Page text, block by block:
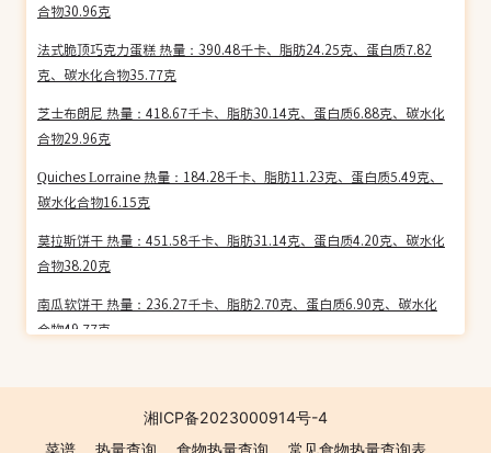
合物30.96克
法式脆顶巧克力蛋糕 热量：390.48千卡、脂肪24.25克、蛋白质7.82
克、碳水化合物35.77克
芝士布朗尼 热量：418.67千卡、脂肪30.14克、蛋白质6.88克、碳水化
合物29.96克
Quiches Lorraine 热量：184.28千卡、脂肪11.23克、蛋白质5.49克、
碳水化合物16.15克
莫拉斯饼干 热量：451.58千卡、脂肪31.14克、蛋白质4.20克、碳水化
合物38.20克
南瓜软饼干 热量：236.27千卡、脂肪2.70克、蛋白质6.90克、碳水化
合物49.77克
水化合物38.82克
水玉双味面包 热量：269.00千卡、脂肪6.49克、蛋白质8.66克、碳水
湘ICP备2023000914号-4